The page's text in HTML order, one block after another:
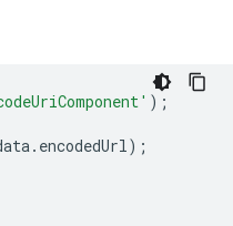
);
. encodedUrl);